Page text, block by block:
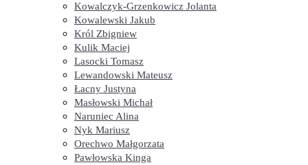
Kowalczyk-Grzenkowicz Jolanta
Kowalewski Jakub
Król Zbigniew
Kulik Maciej
Lasocki Tomasz
Lewandowski Mateusz
Łacny Justyna
Masłowski Michał
Naruniec Alina
Nyk Mariusz
Orechwo Małgorzata
Pawłowska Kinga